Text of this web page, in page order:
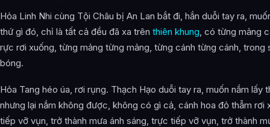
Hỏa Linh Nhi cùng Tội Châu bị An Lan bắt đi, hắn duỗi tay ra,
thứ gì đó, chỉ là tất cả đều đã xa trên thiên khung , có từng mảng
rực rơi xuống, từng mảng từng mảng, từng cánh từng cánh, trong
bóng.
Hỏa Tang héo úa, rơi rụng. Thạch Hạo duỗi tay ra, muốn nắm lấy
nhưng lại nắm không được, không có gì cả, cánh hoa đỏ thẫm rơi
tiếp vỡ vụn, trở thành mưa ánh sáng, trực tiếp vỡ vụn, trở thành